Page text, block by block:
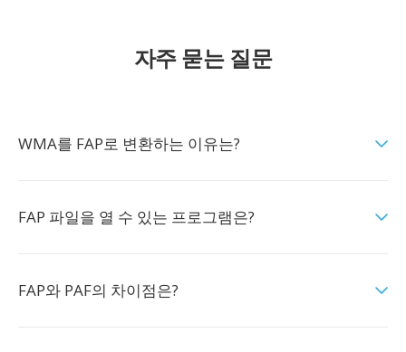
자주 묻는 질문
WMA를 FAP로 변환하는 이유는?
FAP 파일을 열 수 있는 프로그램은?
FAP와 PAF의 차이점은?